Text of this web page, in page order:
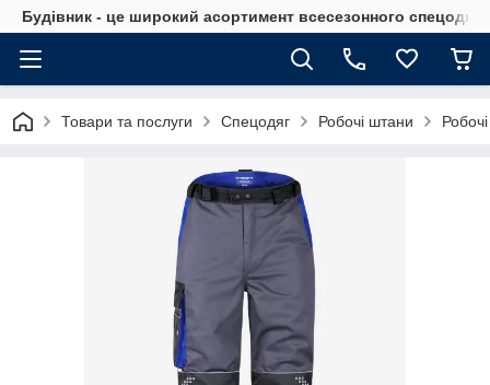
Будівник - це широкий асортимент всесезонного спецодягу
Товари та послуги Спецодяг Робочі штани